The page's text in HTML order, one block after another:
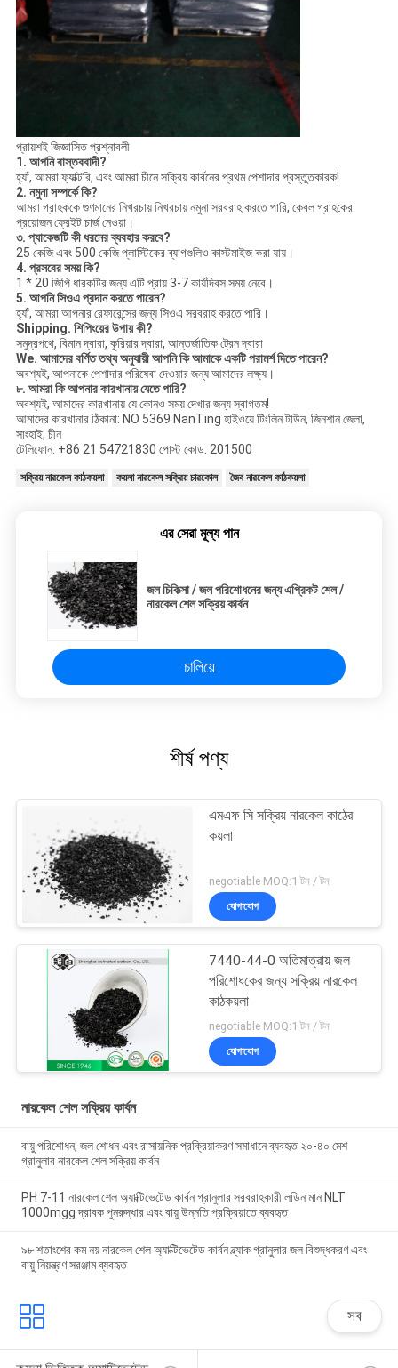
প্রায়শই জিজ্ঞাসিত প্রশ্নাবলী
1. আপনি বাস্তববাদী?
হ্যাঁ, আমরা ফ্যাক্টরি, এবং আমরা চীনে সক্রিয় কার্বনের প্রথম পেশাদার প্রস্তুতকারক!
2. নমুনা সম্পর্কে কি?
আমরা গ্রাহককে গুণমানের নিখরচায় নিখরচায় নমুনা সরবরাহ করতে পারি, কেবল গ্রাহকের
প্রয়োজন ফ্রেইট চার্জ নেওয়া।
৩. প্যাকেজটি কী ধরনের ব্যবহার করবে?
25 কেজি এবং 500 কেজি প্লাস্টিকের ব্যাগগুলিও কাস্টমাইজ করা যায়।
4. প্রসবের সময় কি?
1 * 20 জিপি ধারকটির জন্য এটি প্রায় 3-7 কার্যদিবস সময় নেবে।
5. আপনি সিওএ প্রদান করতে পারেন?
হ্যাঁ, আমরা আপনার রেফারেন্সের জন্য সিওএ সরবরাহ করতে পারি।
Shipping. শিপিংয়ের উপায় কী?
সমুদ্রপথে, বিমান দ্বারা, কুরিয়ার দ্বারা, আন্তর্জাতিক ট্রেন দ্বারা
We. আমাদের বর্ণিত তথ্য অনুযায়ী আপনি কি আমাকে একটি পরামর্শ দিতে পারেন?
অবশ্যই, আপনাকে পেশাদার পরিষেবা দেওয়ার জন্য আমাদের লক্ষ্য।
৮. আমরা কি আপনার কারখানায় যেতে পারি?
অবশ্যই, আমাদের কারখানায় যে কোনও সময় দেখার জন্য স্বাগতম!
আমাদের কারখানার ঠিকানা: NO 5369 NanTing হাইওয়ে টিংলিন টাউন, জিনশান জেলা,
সাংহাই, চীন
টেলিফোন: +86 21 54721830 পোস্ট কোড: 201500
সক্রিয় নারকেল কাঠকয়লা কয়লা নারকেল সক্রিয় চারকোল জৈব নারকেল কাঠকয়লা
এর সেরা মূল্য পান
জল চিকিত্সা / জল পরিশোধনের জন্য এপ্রিকট শেল /
নারকেল শেল সক্রিয় কার্বন
চালিয়ে
শীর্ষ পণ্য
এমএফ সি সক্রিয় নারকেল কাঠের
কয়লা
negotiable MOQ:1 টন / টন
যোগাযোগ
7440-44-0 অতিমাত্রায় জল
পরিশোধকের জন্য সক্রিয় নারকেল
কাঠকয়লা
negotiable MOQ:1 টন / টন
যোগাযোগ
নারকেল শেল সক্রিয় কার্বন
বায়ু পরিশোধন, জল শোধন এবং রাসায়নিক প্রক্রিয়াকরণ সমাধানে ব্যবহৃত ২০-৪০ মেশ
গ্রানুলার নারকেল শেল সক্রিয় কার্বন
PH 7-11 নারকেল শেল অ্যাক্টিভেটেড কার্বন গ্রানুলার সরবরাহকারী লডিন মান NLT
1000mgg দ্রাবক পুনরুদ্ধার এবং বায়ু উন্নতি প্রক্রিয়াতে ব্যবহৃত
৯৮ শতাংশের কম নয় নারকেল শেল অ্যাক্টিভেটেড কার্বন ব্ল্যাক গ্রানুলার জল বিশুদ্ধকরণ এবং
বায়ু নিয়ন্ত্রণ সরঞ্জাম ব্যবহৃত
সব